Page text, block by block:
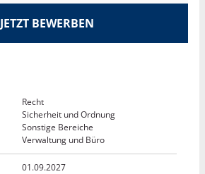
JETZT BEWERBEN
Recht
Sicherheit und Ordnung
Sonstige Bereiche
Verwaltung und Büro
01.09.2027